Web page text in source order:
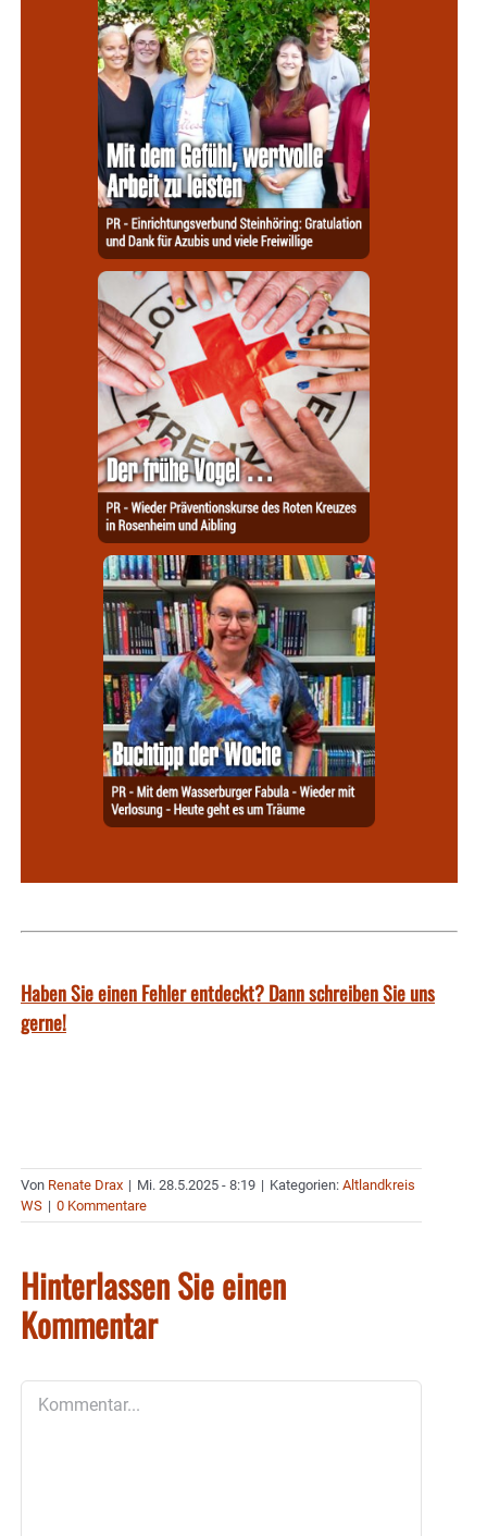
Haben Sie einen Fehler entdeckt? Dann schreiben Sie uns
gerne!
Von Renate Drax | Mi. 28.5.2025 - 8:19 | Kategorien: Altlandkreis
WS | 0 Kommentare
Hinterlassen Sie einen
Kommentar